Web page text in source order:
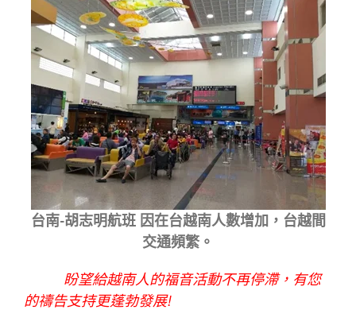
台南-胡志明航班 因在台越南人數增加，台越間
交通頻繁。
盼望給越南人的福音活動不再停滯，有您
的禱告支持更蓬勃發展!